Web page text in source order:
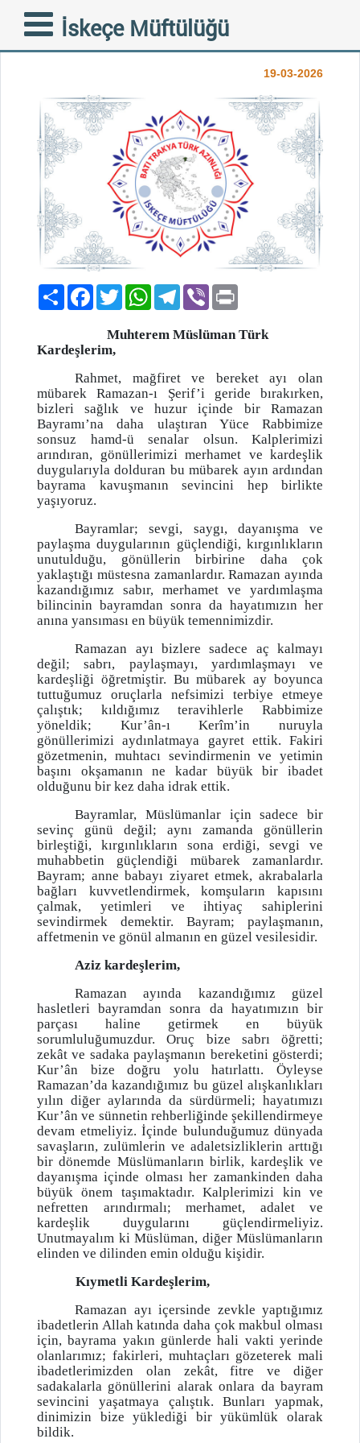
İskeçe Müftülüğü
RAMAZAN BAYRAMI
MESAJI
19-03-2026
PaylaşFacebook
TwitterWhatsAppTelegram
Viber
Muhterem Müslüman Türk
Kardeşlerim,
Rahmet, mağfiret ve bereket ayı olan
mübarek Ramazan-ı Şerif’i geride bırakırken,
bizleri sağlık ve huzur içinde bir Ramazan
Bayramı’na daha ulaştıran Yüce Rabbimize
sonsuz hamd-ü senalar olsun. Kalplerimizi
arındıran, gönüllerimizi merhamet ve kardeşlik
duygularıyla dolduran bu mübarek ayın ardından
bayrama kavuşmanın sevincini hep birlikte
yaşıyoruz.
Bayramlar; sevgi, saygı, dayanışma ve
paylaşma duygularının güçlendiği, kırgınlıkların
unutulduğu, gönüllerin birbirine daha çok
yaklaştığı müstesna zamanlardır. Ramazan ayında
kazandığımız sabır, merhamet ve yardımlaşma
bilincinin bayramdan sonra da hayatımızın her
anına yansıması en büyük temennimizdir.
Ramazan ayı bizlere sadece aç kalmayı
değil; sabrı, paylaşmayı, yardımlaşmayı ve
kardeşliği öğretmiştir. Bu mübarek ay boyunca
tuttuğumuz oruçlarla nefsimizi terbiye etmeye
çalıştık; kıldığımız teravihlerle Rabbimize
yöneldik; Kur’ân-ı Kerîm’in nuruyla
gönüllerimizi aydınlatmaya gayret ettik. Fakiri
gözetmenin, muhtacı sevindirmenin ve yetimin
başını okşamanın ne kadar büyük bir ibadet
olduğunu bir kez daha idrak ettik.
Bayramlar, Müslümanlar için sadece bir
sevinç günü değil; aynı zamanda gönüllerin
birleştiği, kırgınlıkların sona erdiği, sevgi ve
muhabbetin güçlendiği mübarek zamanlardır.
Bayram; anne babayı ziyaret etmek, akrabalarla
bağları kuvvetlendirmek, komşuların kapısını
çalmak, yetimleri ve ihtiyaç sahiplerini
sevindirmek demektir. Bayram; paylaşmanın,
affetmenin ve gönül almanın en güzel vesilesidir.
Aziz kardeşlerim,
Ramazan ayında kazandığımız güzel
hasletleri bayramdan sonra da hayatımızın bir
parçası haline getirmek en büyük
sorumluluğumuzdur. Oruç bize sabrı öğretti;
zekât ve sadaka paylaşmanın bereketini gösterdi;
Kur’ân bize doğru yolu hatırlattı. Öyleyse
Ramazan’da kazandığımız bu güzel alışkanlıkları
yılın diğer aylarında da sürdürmeli; hayatımızı
Kur’ân ve sünnetin rehberliğinde şekillendirmeye
devam etmeliyiz. İçinde bulunduğumuz dünyada
savaşların, zulümlerin ve adaletsizliklerin arttığı
bir dönemde Müslümanların birlik, kardeşlik ve
dayanışma içinde olması her zamankinden daha
büyük önem taşımaktadır. Kalplerimizi kin ve
nefretten arındırmalı; merhamet, adalet ve
kardeşlik duygularını güçlendirmeliyiz.
Unutmayalım ki Müslüman, diğer Müslümanların
elinden ve dilinden emin olduğu kişidir.
Kıymetli Kardeşlerim,
Ramazan ayı içersinde zevkle yaptığımız
ibadetlerin Allah katında daha çok makbul olması
için, bayrama yakın günlerde hali vakti yerinde
olanlarımız; fakirleri, muhtaçları gözeterek mali
ibadetlerimizden olan zekât, fitre ve diğer
sadakalarla gönüllerini alarak onlara da bayram
sevincini yaşatmaya çalıştık. Bunları yapmak,
dinimizin bize yüklediği bir yükümlük olarak
bildik.